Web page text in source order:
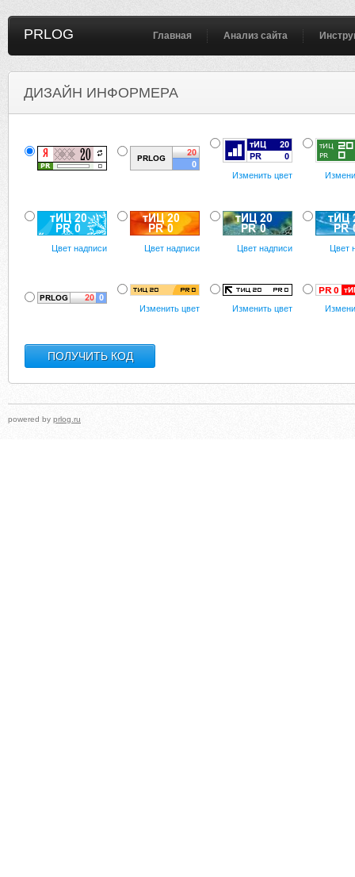
PRLOG Главная Анализ сайта
ДИЗАЙН ИНФОРМЕРА
Изменить цвет
Цвет надписи Цвет надписи Цвет надписи Цвет
Изменить цвет Изменить цвет
powered by prlog.ru